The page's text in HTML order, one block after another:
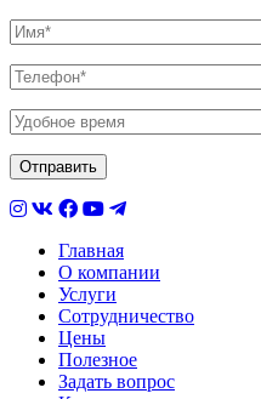
Главная
О компании
Услуги
Сотрудничество
Цены
Полезное
Задать вопрос